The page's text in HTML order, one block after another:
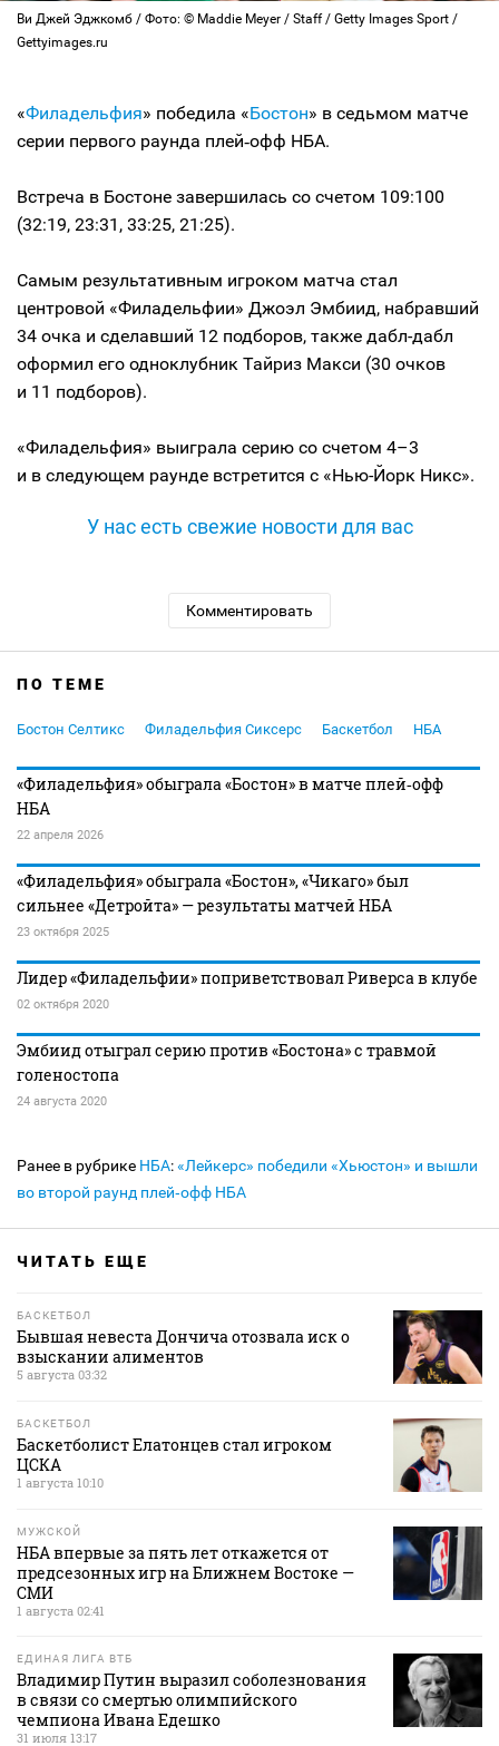
Ви Джей Эджкомб / Фото: © Maddie Meyer / Staff / Getty Images Sport /
Gettyimages.ru
«Филадельфия» победила «Бостон» в седьмом матче
серии первого раунда плей‑офф НБА.
Встреча в Бостоне завершилась со счетом 109:100
(32:19, 23:31, 33:25, 21:25).
Самым результативным игроком матча стал
центровой «Филадельфии» Джоэл Эмбиид, набравший
34 очка и сделавший 12 подборов, также дабл-дабл
оформил его одноклубник Тайриз Макси (30 очков
и 11 подборов).
«Филадельфия» выиграла серию со счетом 4–3
и в следующем раунде встретится с «Нью-Йорк Никс».
У нас есть свежие новости для вас
Комментировать
ПО ТЕМЕ
Бостон Селтикс Филадельфия Сиксерс Баскетбол НБА
«Филадельфия» обыграла «Бостон» в матче плей‑офф
НБА
22 апреля 2026
«Филадельфия» обыграла «Бостон», «Чикаго» был
сильнее «Детройта» — результаты матчей НБА
23 октября 2025
Лидер «Филадельфии» поприветствовал Риверса в клубе
02 октября 2020
Эмбиид отыграл серию против «Бостона» с травмой
голеностопа
24 августа 2020
Ранее в рубрике НБА:«Лейкерс» победили «Хьюстон» и вышли
во второй раунд плей‑офф НБА
ЧИТАТЬ ЕЩЕ
БАСКЕТБОЛ
Бывшая невеста Дончича отозвала иск о
взыскании алиментов
5 августа 03:32
БАСКЕТБОЛ
Баскетболист Елатонцев стал игроком
ЦСКА
1 августа 10:10
МУЖСКОЙ
НБА впервые за пять лет откажется от
предсезонных игр на Ближнем Востоке —
СМИ
1 августа 02:41
ЕДИНАЯ ЛИГА ВТБ
Владимир Путин выразил соболезнования
в связи со смертью олимпийского
чемпиона Ивана Едешко
31 июля 13:17